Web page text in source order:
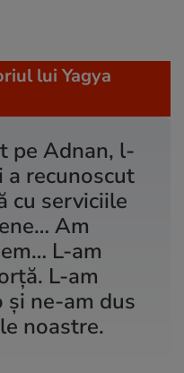
pe Adnan, l-
a recunoscut
cu serviciile
Am
L-am
L-am
ne-am dus
noastre.
lui Yagya